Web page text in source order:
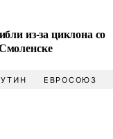
из-за циклона со
ЕВРОСОЮЗ